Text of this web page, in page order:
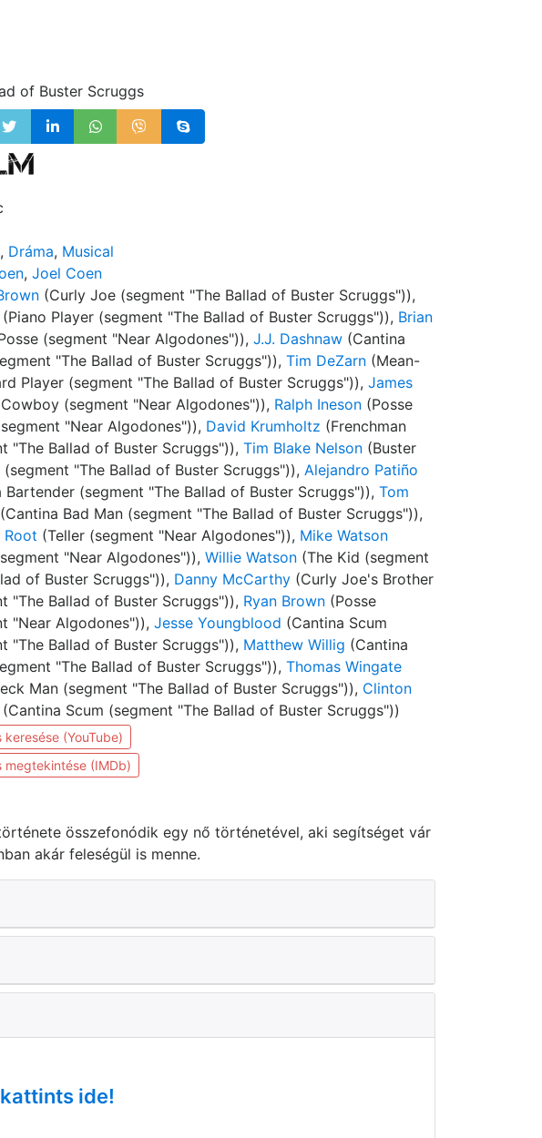
of Buster Scruggs
, Dráma, Musical
, Joel Coen
(Curly Joe (segment "The Ballad of Buster Scruggs")),
(Piano Player (segment "The Ballad of Buster Scruggs")), Brian
(segment "Near Algodones")), J.J. Dashnaw (Cantina
"The Ballad of Buster Scruggs")), Tim DeZarn (Mean-
Player (segment "The Ballad of Buster Scruggs")), James
(segment "Near Algodones")), Ralph Ineson (Posse
"Near Algodones")), David Krumholtz (Frenchman
"The Ballad of Buster Scruggs")), Tim Blake Nelson (Buster
(segment "The Ballad of Buster Scruggs")), Alejandro Patiño
Bartender (segment "The Ballad of Buster Scruggs")), Tom
(Cantina Bad Man (segment "The Ballad of Buster Scruggs")),
Root (Teller (segment "Near Algodones")), Mike Watson
"Near Algodones")), Willie Watson (The Kid (segment
of Buster Scruggs")), Danny McCarthy (Curly Joe's Brother
"The Ballad of Buster Scruggs")), Ryan Brown (Posse
"Near Algodones")), Jesse Youngblood (Cantina Scum
"The Ballad of Buster Scruggs")), Matthew Willig (Cantina
"The Ballad of Buster Scruggs")), Thomas Wingate
Man (segment "The Ballad of Buster Scruggs")), Clinton
(Cantina Scum (segment "The Ballad of Buster Scruggs"))
keresése (YouTube)
megtekintése (IMDb)
összefonódik egy nő történetével, aki segítséget vár
akár feleségül is menne.
ide!